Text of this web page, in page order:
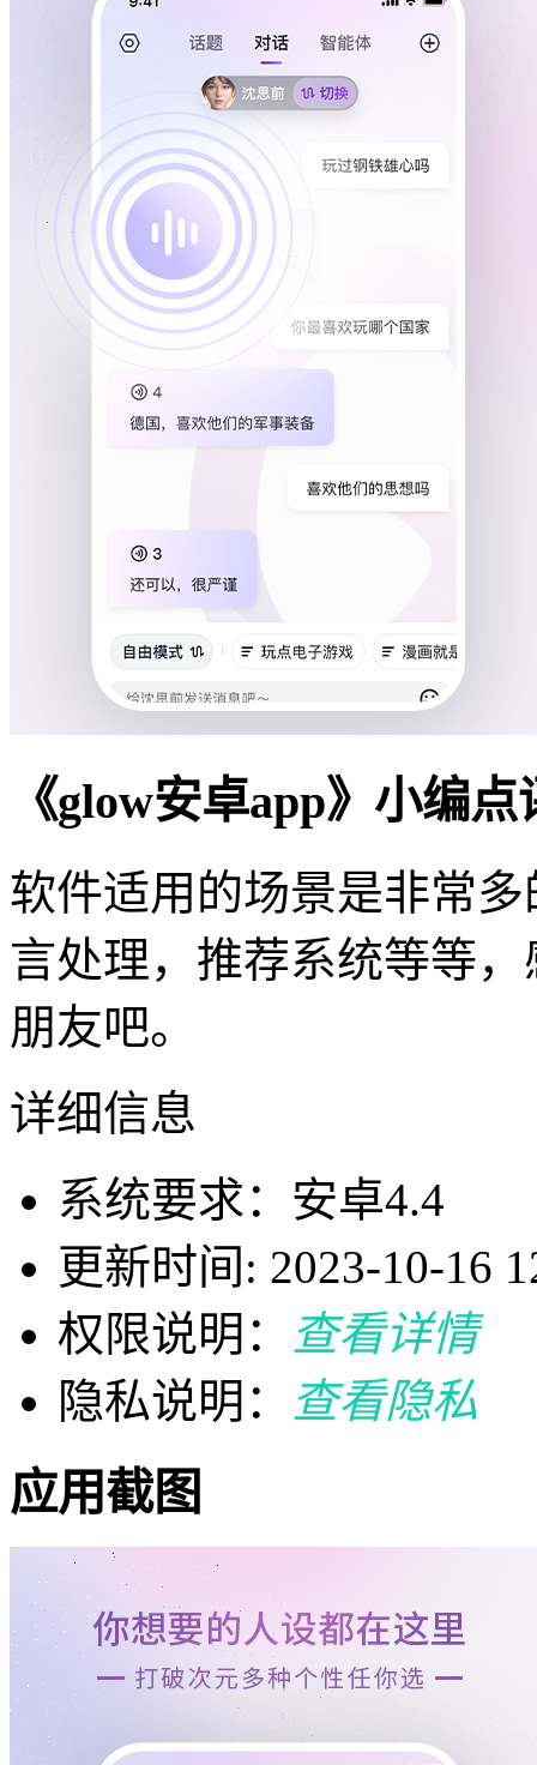
《glow安卓app》小编点
软件适用的场景是非常
言处理，推荐系统等等
朋友吧。
详细信息
系统要求：安卓4.4
更新时间: 2023-10-16
权限说明：
查看详情
隐私说明：
查看隐私
应用截图